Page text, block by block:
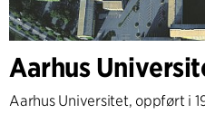
Trebygg
Kontor &
Høyhus
Aarhus
Aarhus Universitet, oppført i